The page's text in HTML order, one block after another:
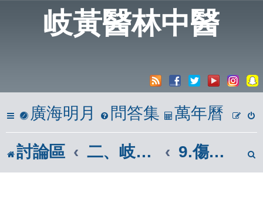
岐黃醫林中醫
廣海明月 問答集 萬年曆
討論區 二、岐黃懸壺居 9.傷科、眼科、外科(按摩、刮痧)